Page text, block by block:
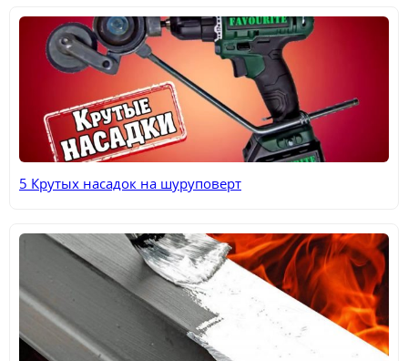
5 Крутых насадок на шуруповерт